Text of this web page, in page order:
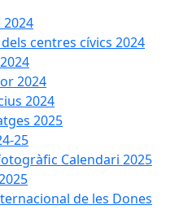
2024
centres cívics 2024
2024
2024
2025
25
Calendari 2025
de les Dones